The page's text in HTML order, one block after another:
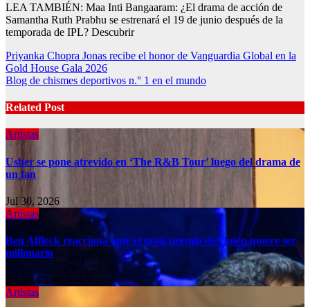
LEA TAMBIÉN: Maa Inti Bangaaram: ¿El drama de acción de
Samantha Ruth Prabhu se estrenará el 19 de junio después de la
temporada de IPL? Descubrir
Post
navigation
Priyanka Chopra Jonas recibe el honor de Vanguardia Global en la
Gold House Gala 2026
Blog de chismes deportivos n.° 1 en el mundo
Related Post
Artistas
Usher se pone atrevido en ‘The R&B Tour’ luego del drama de
un fan
Jul 30, 2026
Artistas
Ben Affleck reacciona ante el gran premio de Quién quiere ser
millonario
Jul 30, 2026
Artistas